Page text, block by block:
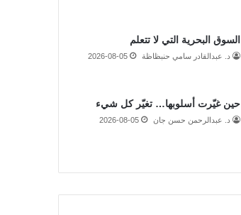
السوق البحرية التي لا تتعلم
د. عبدالقادر سامي حنبظاظة 2026-08-05
حين غيّرت أسلوبها… تغيّر كل شيء
د. عبدالرحمن حسن جان 2026-08-05